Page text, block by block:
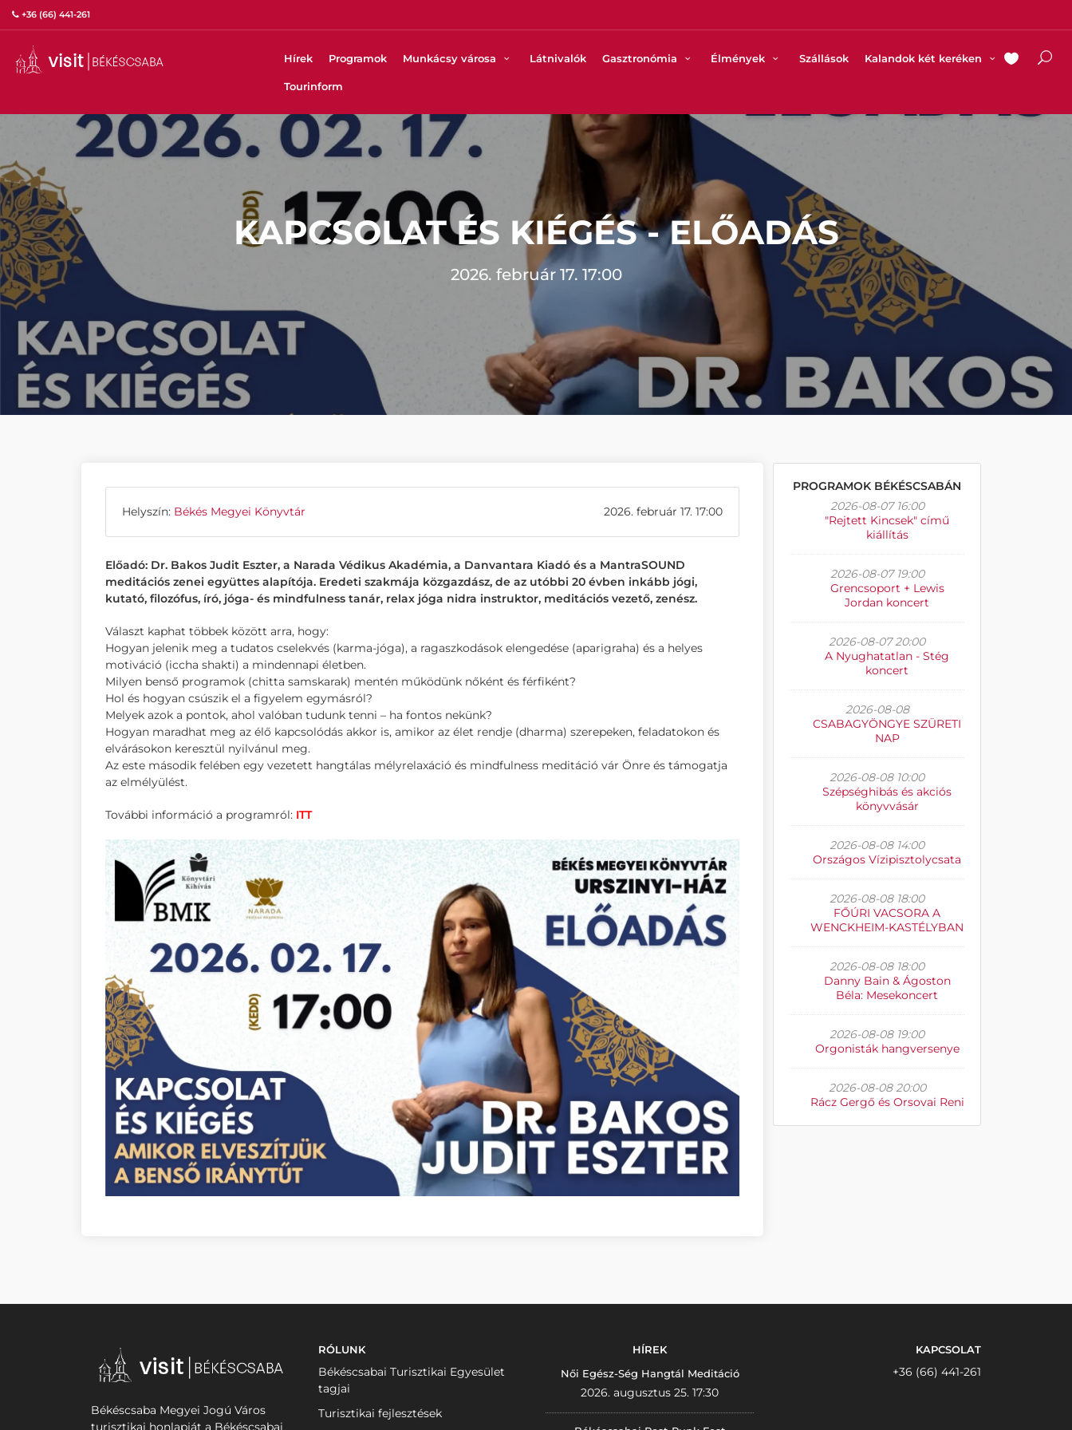
+36 (66) 441-261
Hírek Programok Munkácsy városa Látnivalók Gasztronómia Élmények Szállások Kalandok két keréken
Tourinform
KAPCSOLAT ÉS KIÉGÉS - ELŐADÁS
2026. február 17. 17:00
Helyszín: Békés Megyei Könyvtár 2026. február 17. 17:00
Előadó: Dr. Bakos Judit Eszter, a Narada Védikus Akadémia, a Danvantara Kiadó és a MantraSOUND
meditációs zenei együttes alapítója. Eredeti szakmája közgazdász, de az utóbbi 20 évben inkább jógi,
kutató, filozófus, író, jóga- és mindfulness tanár, relax jóga nidra instruktor, meditációs vezető, zenész.
Választ kaphat többek között arra, hogy:
Hogyan jelenik meg a tudatos cselekvés (karma-jóga), a ragaszkodások elengedése (aparigraha) és a helyes
motiváció (iccha shakti) a mindennapi életben.
Milyen benső programok (chitta samskarak) mentén működünk nőként és férfiként?
Hol és hogyan csúszik el a figyelem egymásról?
Melyek azok a pontok, ahol valóban tudunk tenni – ha fontos nekünk?
Hogyan maradhat meg az élő kapcsolódás akkor is, amikor az élet rendje (dharma) szerepeken, feladatokon és
elvárásokon keresztül nyilvánul meg.
Az este második felében egy vezetett hangtálas mélyrelaxáció és mindfulness meditáció vár Önre és támogatja
az elmélyülést.
További információ a programról: ITT
PROGRAMOK BÉKÉSCSABÁN
2026-08-07 16:00
"Rejtett Kincsek" című
kiállítás
2026-08-07 19:00
Grencsoport + Lewis
Jordan koncert
2026-08-07 20:00
A Nyughatatlan - Stég
koncert
2026-08-08
CSABAGYÖNGYE SZÜRETI
NAP
2026-08-08 10:00
Szépséghibás és akciós
könyvvásár
2026-08-08 14:00
Országos Vízipisztolycsata
2026-08-08 18:00
FŐÚRI VACSORA A
WENCKHEIM-KASTÉLYBAN
2026-08-08 18:00
Danny Bain & Ágoston
Béla: Mesekoncert
2026-08-08 19:00
Orgonisták hangversenye
2026-08-08 20:00
Rácz Gergő és Orsovai Reni
Békéscsaba Megyei Jogú Város
turisztikai honlapját a Békéscsabai
RÓLUNK
Békéscsabai Turisztikai Egyesület
tagjai
Turisztikai fejlesztések
HÍREK
Női Egész-Ség Hangtál Meditáció
2026. augusztus 25. 17:30
KAPCSOLAT
+36 (66) 441-261